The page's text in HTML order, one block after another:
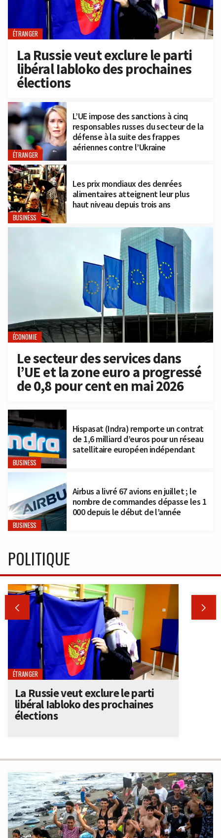
ÉTRANGER
La Russie veut exclure le parti
libéral Iabloko des prochaines
élections
ÉTRANGER
L’UE impose des sanctions à cinq
responsables russes du secteur de la
défense à la suite des frappes
aériennes contre l’Ukraine
BUSINESS
Les prix mondiaux des denrées
alimentaires atteignent leur plus
haut niveau depuis trois ans
ÉCONOMIE
Le secteur des services dans
l’UE et la zone euro a progressé
de 0,8 pour cent en mai 2026
BUSINESS
Hispasat (Indra) remporte un contrat
de 1,6 milliard d’euros pour un réseau
satellitaire européen indépendant
BUSINESS
Airbus a livré 67 avions en juillet ; le
nombre de commandes dépasse les 1
000 depuis le début de l’année
POLITIQUE
 
ÉTRANGER
La Russie veut exclure le parti
libéral Iabloko des prochaines
élections